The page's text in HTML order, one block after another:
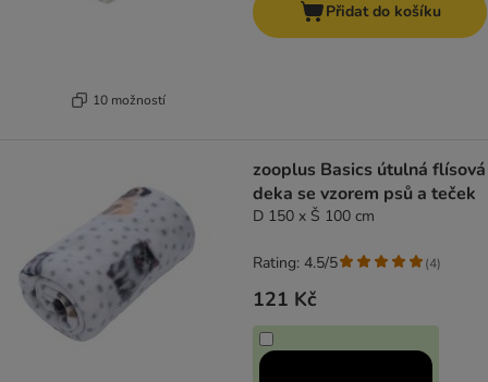
10 možností
Přidat do košíku
zooplus Basics útulná flísová
deka se vzorem psů a teček
D 150 x Š 100 cm
121 Kč
Rating: 4.5/5 (4)